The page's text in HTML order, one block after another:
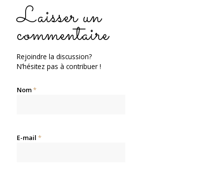
Laisser un
commentaire
Rejoindre la discussion?
N’hésitez pas à contribuer !
Nom*
E-mail *